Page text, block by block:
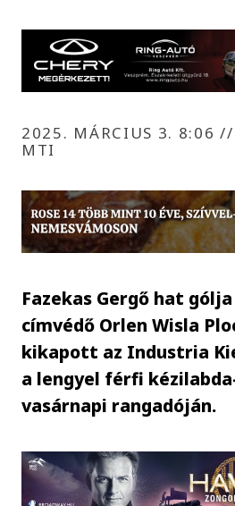
2025. MÁRCIUS 3. 8:06//
MTI
Fazekas Gergő hat
címvédő Orlen Wisla
kikapott az Industria
a lengyel férfi
vasárnapi rangadóján.